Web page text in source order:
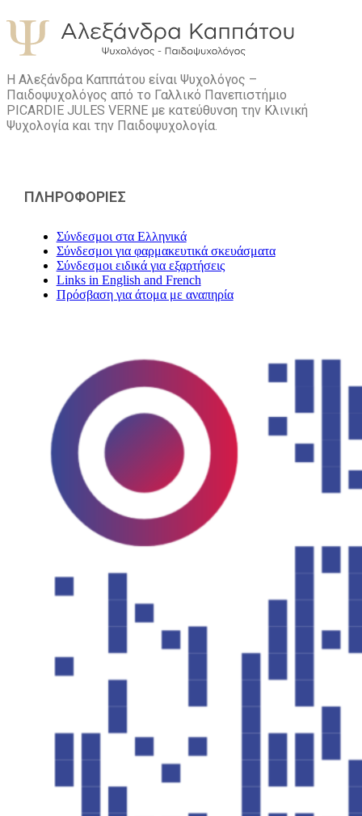
Η Αλεξάνδρα Καππάτου είναι Ψυχολόγος –
Παιδοψυχολόγος από το Γαλλικό Πανεπιστήμιο
PICARDIE JULES VERNE με κατεύθυνση την Kλινική
Ψυχολογία και την Παιδοψυχολογία.
ΠΛΗΡΟΦΟΡΙΕΣ
Σύνδεσμοι στα Ελληνικά
Σύνδεσμοι για φαρμακευτικά σκευάσματα
Σύνδεσμοι ειδικά για εξαρτήσεις
Links in English and French
Πρόσβαση για άτομα με αναπηρία